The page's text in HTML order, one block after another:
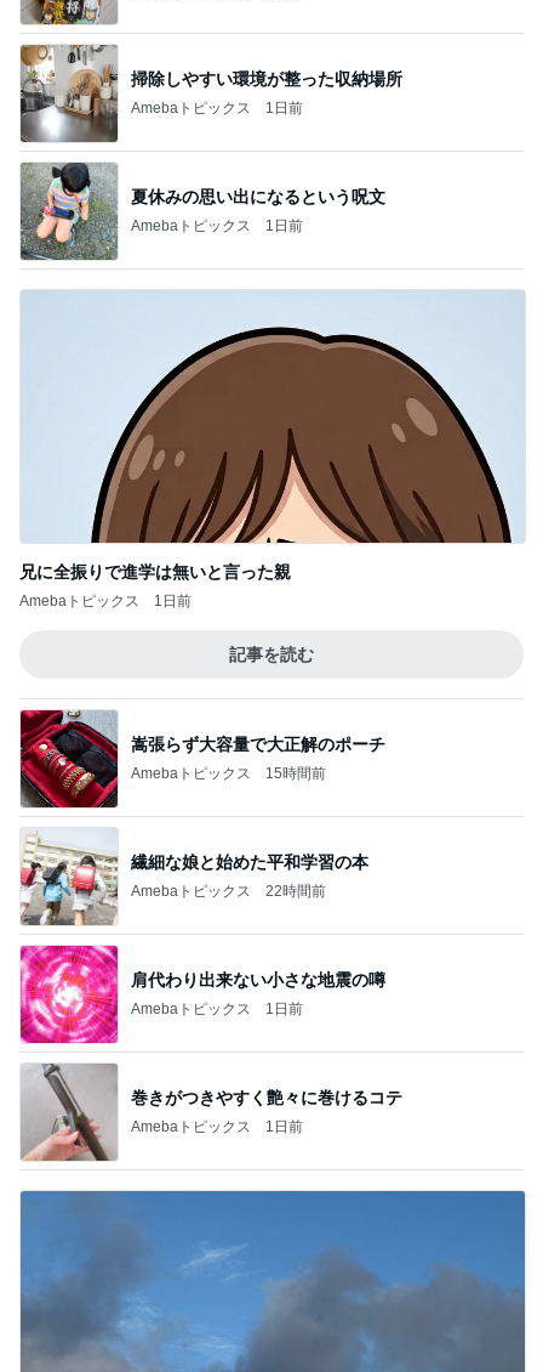
掃除しやすい環境が整った収納場所
Amebaトピックス 1日前
夏休みの思い出になるという呪文
Amebaトピックス 1日前
兄に全振りで進学は無いと言った親
Amebaトピックス 1日前
記事を読む
嵩張らず大容量で大正解のポーチ
Amebaトピックス 15時間前
繊細な娘と始めた平和学習の本
Amebaトピックス 22時間前
肩代わり出来ない小さな地震の噂
Amebaトピックス 1日前
巻きがつきやすく艶々に巻けるコテ
Amebaトピックス 1日前